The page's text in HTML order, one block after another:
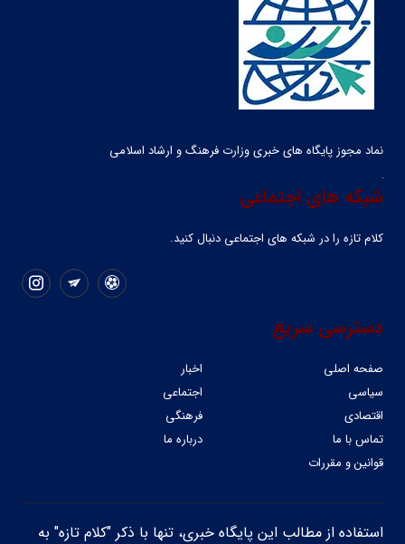
نماد مجوز پایگاه های خبری وزارت فرهنگ و ارشاد اسلامی
شبکه های اجتماعی
کلام تازه را در شبکه ‌های اجتماعی دنبال کنید.
دسترسی سریع
صفحه اصلی
اخبار
سیاسی
اجتماعی
اقتصادی
فرهنگی
تماس با ما
درباره ما
قوانین و مقررات
استفاده از مطالب این پایگاه خبری، تنها با ذکر "کلام تازه" به